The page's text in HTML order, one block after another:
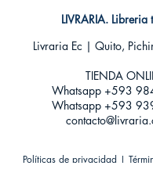
Tamaño: Grande
LIVRARIA. Libreria
Livraria Ec | Quito,
TIENDA
Whatsapp +593
Whatsapp +593
Políticas de privacidad |